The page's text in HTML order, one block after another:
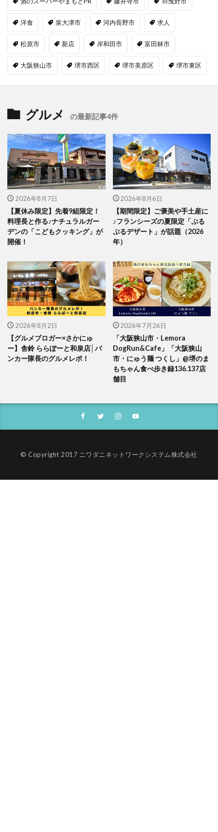
洋食 泉大津市 河内長野市 求人
松原市 新店 岸和田市 富田林市
大阪狭山市 堺市西区 堺市美原区 堺市東区
グルメ の最新記事4件
2026年8月7日
【夏休み限定】先着9組限定！
料理長と作る♪ナチュラルガー
デンの「こどもクッキング」が
開催！
2026年8月6日
【期間限定】ご褒美や手土産に
♪フランシーズの夏限定「ぷる
ぷるデザート」が話題（2026
年）
2026年8月2日
【グルメブロガー×さかにゅ
ー】舎鈴 ららぽーと和泉店│バ
ンカー隊長のグルメレポ！
2026年7月26日
「大阪狭山市・Lemora
DogRun&Cafe」「大阪狭山
市・にゅう麺 つくし」@堺のま
もちゃん食べ歩き録136.137店
舗目
© Copyright 2017 ニワダニネットワークシステム株式会社